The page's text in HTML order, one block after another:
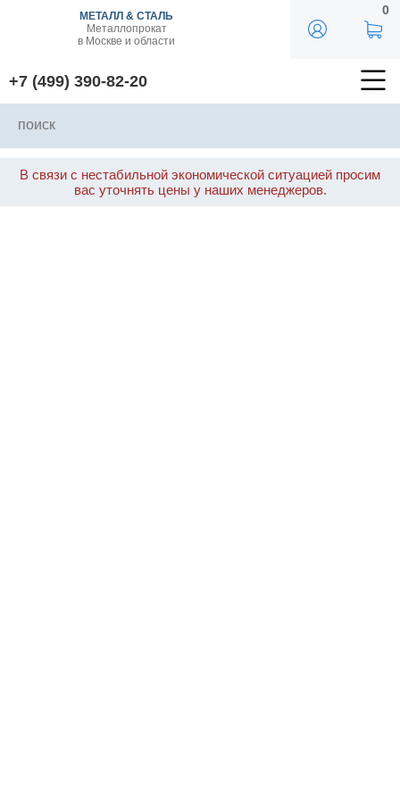
МЕТАЛЛ & СТАЛЬ
Металлопрокат
в Москве и области
+7 (499) 390-82-20
0
В связи с нестабильной экономической ситуацией просим
вас уточнять цены у наших менеджеров.